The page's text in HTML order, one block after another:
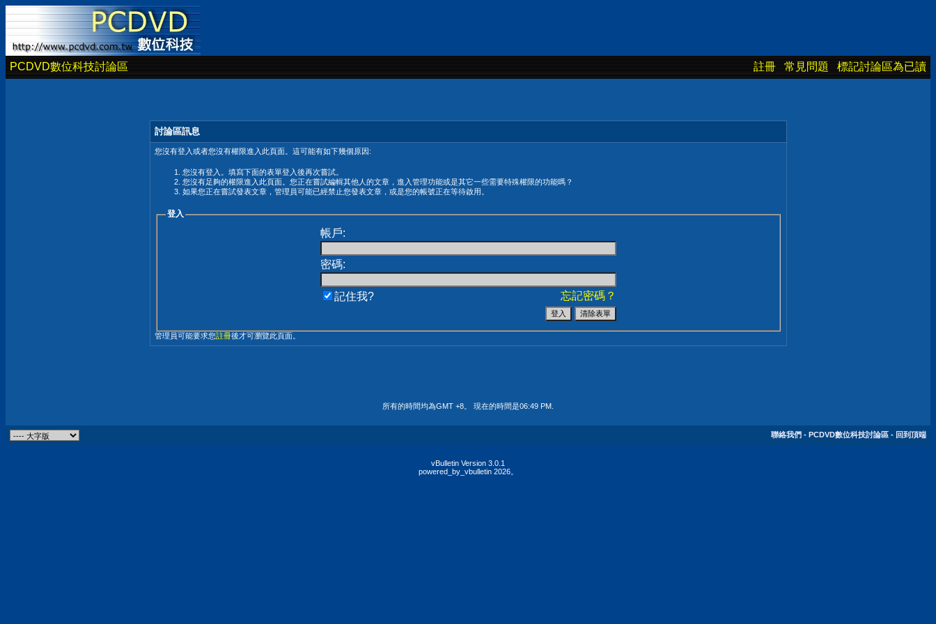
PCDVD數位科技討論區 註冊 常見問題 標記討論區為已讀
討論區訊息
您沒有登入或者您沒有權限進入此頁面。這可能有如下幾個原因:
您沒有登入。填寫下面的表單登入後再次嘗試。
您沒有足夠的權限進入此頁面。您正在嘗試編輯其他人的文章，進入管理功能或是其它一些需要特殊權限的功能嗎？
如果您正在嘗試發表文章，管理員可能已經禁止您發表文章，或是您的帳號正在等待啟用。
登入
帳戶:
密碼:
忘記密碼？
記住我?
管理員可能要求您註冊後才可瀏覽此頁面。
所有的時間均為GMT +8。 現在的時間是06:49 PM
聯絡我們 - PCDVD數位科技討論區 - 回到頂端
vBulletin Version 3.0.1
powered_by_vbulletin 2026。